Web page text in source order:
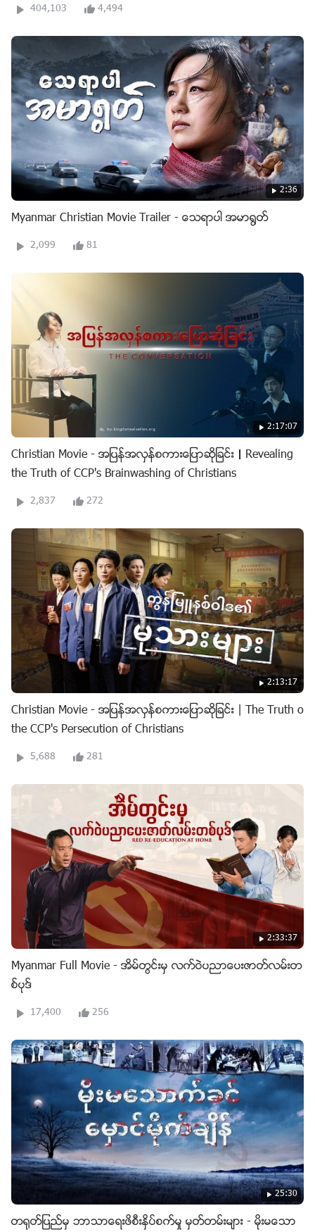
404,103 4,494
2:36
Myanmar Christian Movie Trailer - ေသရာပါ အမာ႐ြတ္
2,099 81
2:17:07
Christian Movie - အျပန္အလွန္စကားေျပာဆိုျခင္း｜Revealing
the Truth of CCP's Brainwashing of Christians
2,837 272
2:13:17
Christian Movie - အျပန္အလွန္စကားေျပာဆိုျခင္း | The Truth of
the CCP's Persecution of Christians
5,688 281
2:33:37
Myanmar Full Movie - အိမ္တြင္းမွ လက္ဝဲပညာေပးဇာတ္လမ္းတ
စ္ပုဒ္
17,400 256
25:30
တ႐ုတ္ျပည္မွ ဘာသာေရးဖိစီးႏွိပ္စက္မႈ မွတ္တမ္းမ်ား - မိုးမေသာ